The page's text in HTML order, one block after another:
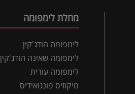
מחלת לימפומה
לימפומה הודג'קין
לימפומה שאינה הודג'קין
לימפומה עורית
מיקוזיס פונגואידיס